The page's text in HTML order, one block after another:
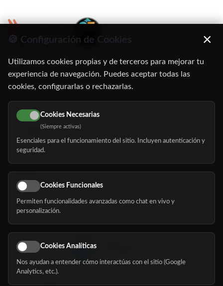
C/ Oruro, 11. 28016 Madrid
91 345 06 26
616 113 103
hola@mundomayor.com
Buscador de residencias
Eventos
Nosotros
Síguenos
🍪 Configuración de Cookies ×
Utilizamos cookies propias y de terceros para mejorar tu
experiencia de navegación. Puedes aceptar todas las
cookies, configurarlas o rechazarlas.
Cookies Necesarias
(Siempre activas)
Esenciales para el funcionamiento del sitio. Incluyen autenticación y
seguridad.
Cookies Funcionales
Permiten funcionalidades avanzadas como chat en vivo y
personalización.
Cookies Analíticas
Nos ayudan a entender cómo interactúas con el sitio (Google
Analytics, etc.).